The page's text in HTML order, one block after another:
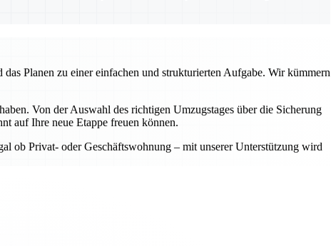
Planen zu einer einfachen und strukturierten Aufgabe. Wir kümmern
Von der Auswahl des richtigen Umzugstages über die Sicherung
auf Ihre neue Etappe freuen können.
ob Privat- oder Geschäftswohnung – mit unserer Unterstützung wird